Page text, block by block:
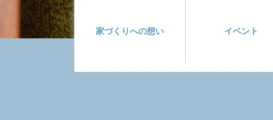
家づくりへの想い イベント